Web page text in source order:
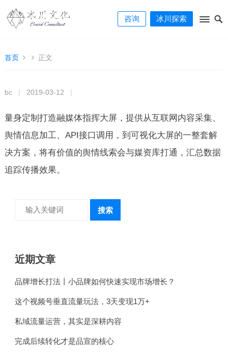
咨询 冰川探索
首页 正文
bc 2019-03-12
量身定制打造融媒体指挥大屏，提供从互联网内容采集、
舆情信息加工、API接口调用，到可视化大屏的一整套解
决方案，将有价值的舆情线索会与媒资库打通，汇总数据
追踪传播效果。
搜索
近期文章
品牌增长打法丨小品牌如何快速实现市场增长？
这个视频号垂直流量玩法，3天变现1万+​
私域流量运营，其实是深耕内容
完成后续转化才是品宣的核心